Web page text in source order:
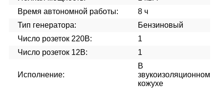
Время автономной работы:
8 ч
Тип генератора:
Бензиновый
Число розеток 220В:
1
Число розеток 12В:
1
Исполнение:
В
звукоизоляционном
кожухе